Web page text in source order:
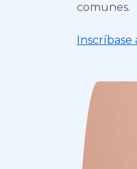
comunes.
Inscríbase